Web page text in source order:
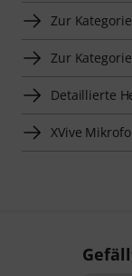
Zur
Zur
Detaillierte
XVive